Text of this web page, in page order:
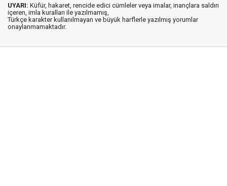
UYARI: Küfür, hakaret, rencide edici cümleler veya imalar, inançlara saldırı
içeren, imla kuralları ile yazılmamış,
Türkçe karakter kullanılmayan ve büyük harflerle yazılmış yorumlar
onaylanmamaktadır.